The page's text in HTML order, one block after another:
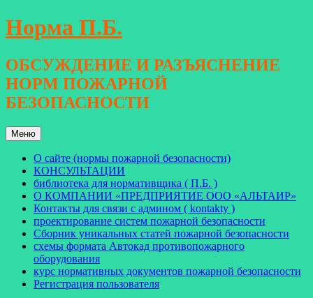
Перейти
к
Норма П.Б.
ОБСУЖДЕНИЕ И РАЗЪЯСНЕНИЕ
НОРМ ПОЖАРНОЙ
БЕЗОПАСНОСТИ
Меню
О сайте (нормы пожарной безопасности)
КОНСУЛЬТАЦИИ
библиотека для нормативщика ( П.Б. )
О КОМПАНИИ «ПРЕДПРИЯТИЕ ООО «АЛЬТАИР»
Контакты для связи с админом ( kontakty )
проектирование систем пожарной безопасности
Сборник уникальных статей пожарной безопасности
схемы формата Автокад противопожарного
оборудования
курс нормативных документов пожарной безопасности
Регистрация пользователя